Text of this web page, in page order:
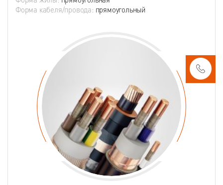
Форма кабеля/провода: прямоугольный